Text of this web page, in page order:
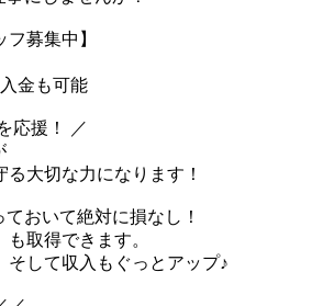
フ募集中】
金も可能
応援！ ／
大切な力になります！
おいて絶対に損なし！
も取得できます。
そして収入もぐっとアップ♪